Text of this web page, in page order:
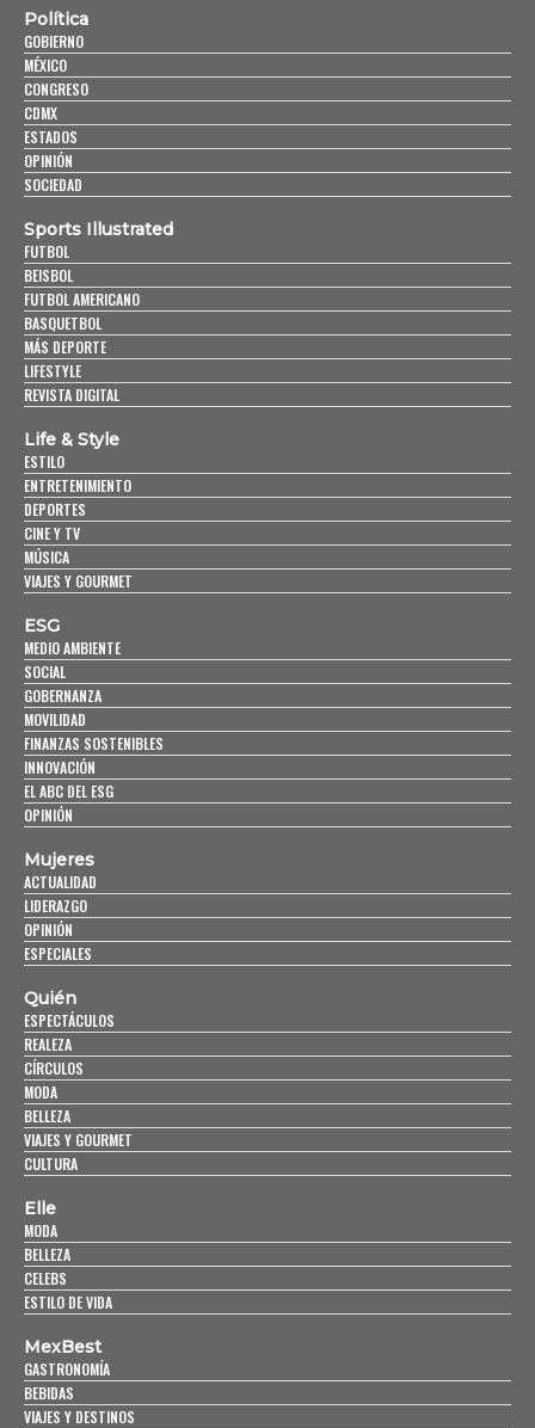
Política
GOBIERNO
MÉXICO
CONGRESO
CDMX
ESTADOS
OPINIÓN
SOCIEDAD
Sports Illustrated
FUTBOL
BEISBOL
FUTBOL AMERICANO
BASQUETBOL
MÁS DEPORTE
LIFESTYLE
REVISTA DIGITAL
Life & Style
ESTILO
ENTRETENIMIENTO
DEPORTES
CINE Y TV
MÚSICA
VIAJES Y GOURMET
ESG
MEDIO AMBIENTE
SOCIAL
GOBERNANZA
MOVILIDAD
FINANZAS SOSTENIBLES
INNOVACIÓN
EL ABC DEL ESG
OPINIÓN
Mujeres
ACTUALIDAD
LIDERAZGO
OPINIÓN
ESPECIALES
Quién
ESPECTÁCULOS
REALEZA
CÍRCULOS
MODA
BELLEZA
VIAJES Y GOURMET
CULTURA
Elle
MODA
BELLEZA
CELEBS
ESTILO DE VIDA
MexBest
GASTRONOMÍA
BEBIDAS
VIAJES Y DESTINOS